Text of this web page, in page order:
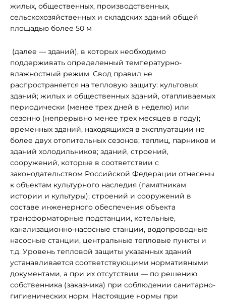
жилых, общественных, производственных,
сельскохозяйственных и складских зданий общей
площадью более 50 м
(далее — зданий), в которых необходимо
поддерживать определенный температурно-
влажностный режим. Свод правил не
распространяется на тепловую защиту: культовых
зданий; жилых и общественных зданий, отапливаемых
периодически (менее трех дней в неделю) или
сезонно (непрерывно менее трех месяцев в году);
временных зданий, находящихся в эксплуатации не
более двух отопительных сезонов; теплиц, парников и
зданий холодильников; зданий, строений,
сооружений, которые в соответствии с
законодательством Российской Федерации отнесены
к объектам культурного наследия (памятникам
истории и культуры); строений и сооружений в
составе инженерного обеспечения объекта
трансформаторные подстанции, котельные,
канализационно-насосные станции, водопроводные
насосные станции, центральные тепловые пункты и
т.д. Уровень тепловой защиты указанных зданий
устанавливается соответствующими нормативными
документами, а при их отсутствии — по решению
собственника (заказчика) при соблюдении санитарно-
гигиенических норм. Настоящие нормы при